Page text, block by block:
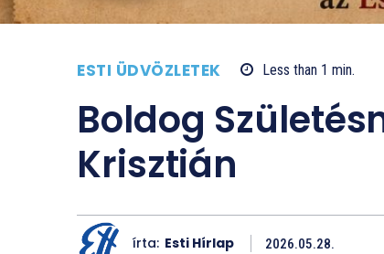
ESTI ÜDVÖZLETEK Less than 1 min.
Boldog
Krisztián
írta: Esti Hírlap 2026.05.28.